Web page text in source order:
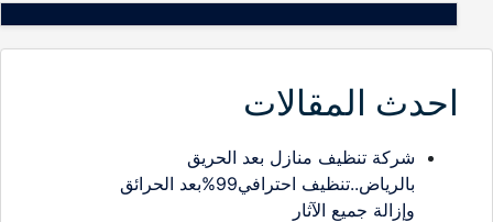
احدث المقالات
شركة تنظيف منازل بعد الحريق
بالرياض..تنظيف احترافي99%بعد الحرائق
وإزالة جميع الآثار